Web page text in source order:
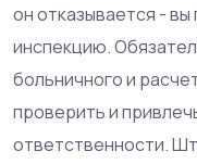
он отказывается -
инспекцию.
больничного и
проверить и
ответственности.